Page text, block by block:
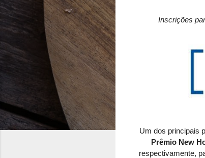
Inscrições
Um dos principais
Prêmio New
respectivamente,